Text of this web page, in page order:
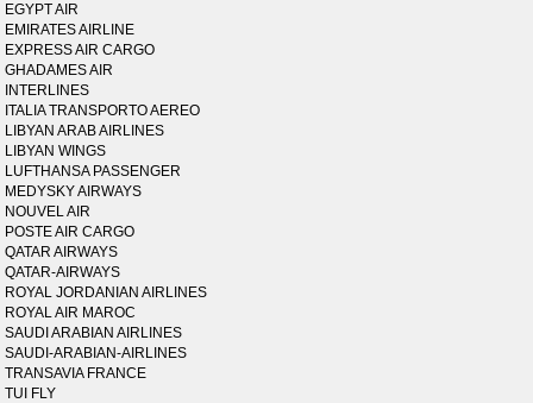
EGYPT AIR
EMIRATES AIRLINE
EXPRESS AIR CARGO
GHADAMES AIR
INTERLINES
ITALIA TRANSPORTO AEREO
LIBYAN ARAB AIRLINES
LIBYAN WINGS
LUFTHANSA PASSENGER
MEDYSKY AIRWAYS
NOUVEL AIR
POSTE AIR CARGO
QATAR AIRWAYS
QATAR-AIRWAYS
ROYAL JORDANIAN AIRLINES
ROYAL AIR MAROC
SAUDI ARABIAN AIRLINES
SAUDI-ARABIAN-AIRLINES
TRANSAVIA FRANCE
TUI FLY